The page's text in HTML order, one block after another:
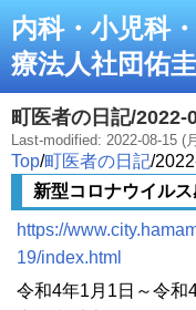
内科・小児科
療法人社団佑
町医者の日記/2022-
Last-modified: 2022-08-15 (
Top/町医者の日記/
新型コロナウイル
https://
19/index.html
令和4年1月1日～令和